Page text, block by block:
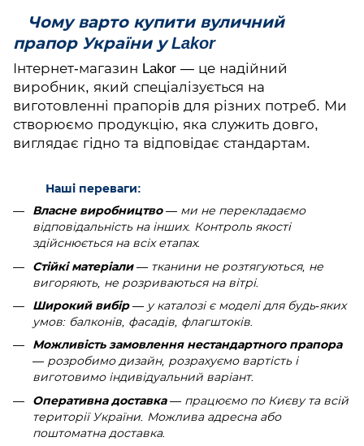
Чому варто купити вуличний
прапор України у Lakor
Інтернет-магазин Lakor — це надійний
виробник, який спеціалізується на
виготовленні прапорів для різних потреб. Ми
створюємо продукцію, яка служить довго,
виглядає гідно та відповідає стандартам.
Наші переваги:
Власне виробництво— ми не перекладаємо
відповідальність на інших. Контроль якості
здійснюється на всіх етапах.
Стійкі матеріали— тканини не розтягуються, не
вигоряють, не розриваються на вітрі.
Широкий вибір— у каталозі є моделі для будь-яких
умов: балконів, фасадів, флагштоків.
Можливість замовлення нестандартного прапора
— розробимо дизайн, розрахуємо вартість і
виготовимо індивідуальний варіант.
Оперативна доставка— працюємо по Києву та всій
території України. Можлива адресна або
поштоматна доставка.